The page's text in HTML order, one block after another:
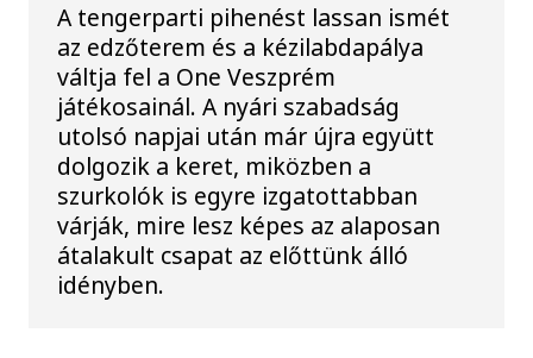
A tengerparti pihenést lassan ismét
az edzőterem és a kézilabdapálya
váltja fel a One Veszprém
játékosainál. A nyári szabadság
utolsó napjai után már újra együtt
dolgozik a keret, miközben a
szurkolók is egyre izgatottabban
várják, mire lesz képes az alaposan
átalakult csapat az előttünk álló
idényben.